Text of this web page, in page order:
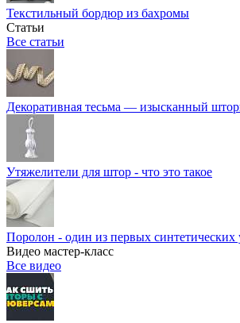
Текстильный бордюр из бахромы
Статьи
Все статьи
Декоративная тесьма — изысканный
Утяжелители для штор - что это такое
Поролон - один из первых синтетических
Видео мастер-класс
Все видео